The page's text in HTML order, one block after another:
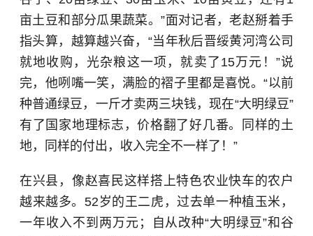
亩土豆和部分瓜果蔬菜。”面对记者，老赵掰着手
指头算，越算越兴奋，“当年秋后晋绥黄河湾公司
就地收购，光杂粮这一项，就卖了15万元！”说
完，他咧嘴一笑，满脸的褶子里都是喜悦。“以前
种普通绿豆，一斤才卖两三块钱，现在“大明绿豆”
有了国家地理标志，价格翻了好几番。同样的土
地，同样的付出，收入完全不一样了！”
在兴县，像赵喜民这样搭上特色农业快车的农户
越来越多。52岁的王二虎，过去单一种植玉米，
一年收入不到两万元；自从改种“大明绿豆”和谷